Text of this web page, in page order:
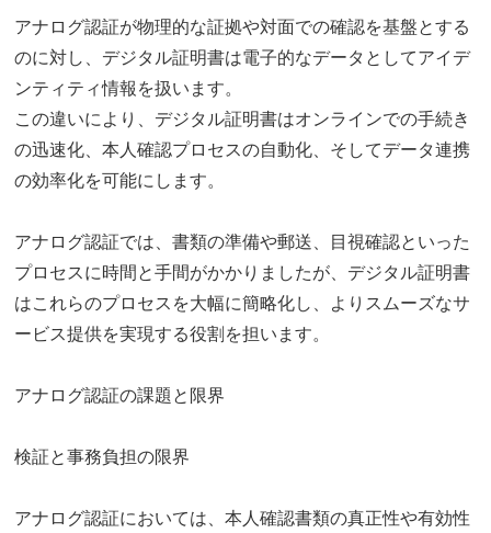
アナログ認証が物理的な証拠や対面での確認を基盤とする
のに対し、デジタル証明書は電子的なデータとしてアイデ
ンティティ情報を扱います。
この違いにより、デジタル証明書はオンラインでの手続き
の迅速化、本人確認プロセスの自動化、そしてデータ連携
の効率化を可能にします。
アナログ認証では、書類の準備や郵送、目視確認といった
プロセスに時間と手間がかかりましたが、デジタル証明書
はこれらのプロセスを大幅に簡略化し、よりスムーズなサ
ービス提供を実現する役割を担います。
アナログ認証の課題と限界
検証と事務負担の限界
アナログ認証においては、本人確認書類の真正性や有効性